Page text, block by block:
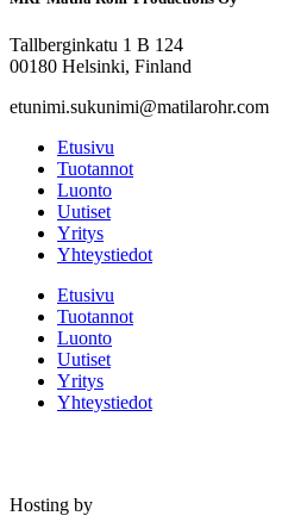
Tallberginkatu 1 B 124
00180 Helsinki, Finland
etunimi.sukunimi@matilarohr.com
Etusivu
Tuotannot
Luonto
Uutiset
Yritys
Yhteystiedot
Etusivu
Tuotannot
Luonto
Uutiset
Yritys
Yhteystiedot
Hosting by